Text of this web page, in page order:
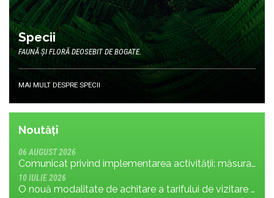
Specii
FAUNĂ ȘI FLORĂ DEOSEBIT DE BOGATE.
MAI MULT DESPRE SPECII
Noutăți
06 AUGUST 2026
Comunicat privind implementarea activității: măsura MR.8.1.4 din planul de management; cu privire la tronsonul de drum cuprins între Baraj Gura Apelor și Cabana Rotunda
10 IULIE 2026
O nouă modalitate de achitare a tarifului de vizitare în Parcul Național Retezat